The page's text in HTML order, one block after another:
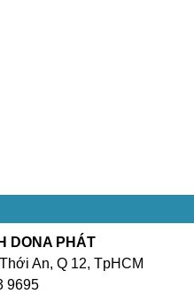
DONA PHÁT
An, Q 12, TpHCM
9695